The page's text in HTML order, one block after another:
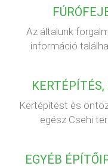
Az általunk
információ
Kertépítést és
egész Csehi
EGYÉB